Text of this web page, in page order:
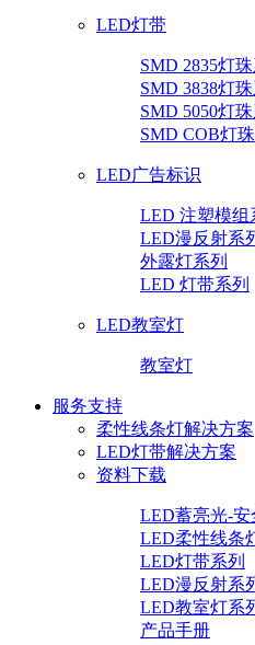
LED灯带
SMD 2835灯珠
SMD 3838灯珠
SMD 5050灯珠
SMD COB灯
LED广告标识
LED 注塑模组
LED漫反射系
外露灯系列
LED 灯带系列
LED教室灯
教室灯
服务支持
柔性线条灯解决方案
LED灯带解决方案
资料下载
LED蓄亮光-安
LED柔性线条
LED灯带系列
LED漫反射系
LED教室灯系
产品手册